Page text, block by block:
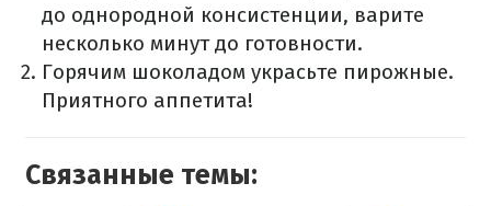
до однородной консистенции, варите
несколько минут до готовности.
Горячим шоколадом украсьте пирожные.
Приятного аппетита!
Связанные темы: